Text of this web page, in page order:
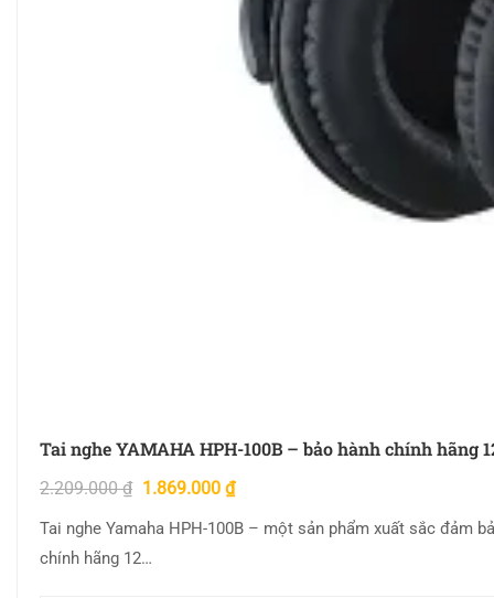
Tai nghe YAMAHA HPH-100B – bảo hành chính hãng
2.209.000₫ 1.869.000 ₫
Tai nghe Yamaha HPH-100B – một sản phẩm xuất sắc đảm
chính hãng 12…